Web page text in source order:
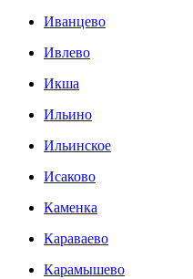
Иванцево
Ивлево
Икша
Ильино
Ильинское
Исаково
Каменка
Караваево
Карамышево